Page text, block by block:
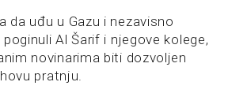
uđu u Gazu i nezavisno
Al Šarif i njegove kolege,
novinarima biti dozvoljen
pratnju.